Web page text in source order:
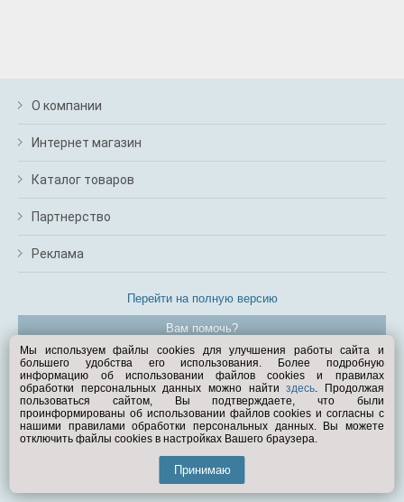
О компании
Интернет магазин
Каталог товаров
Партнерство
Реклама
Перейти на полную версию
Вам помочь?
© Exist.ru 1998—2026
Мы используем файлы cookies для улучшения работы сайта и
большего удобства его использования. Более подробную
информацию об использовании файлов cookies и правилах
обработки персональных данных можно найтиздесь. Продолжая
пользоваться сайтом, Вы подтверждаете, что были
проинформированы об использовании файлов cookies и согласны с
нашими правилами обработки персональных данных. Вы можете
отключить файлы cookies в настройках Вашего браузера.
Принимаю